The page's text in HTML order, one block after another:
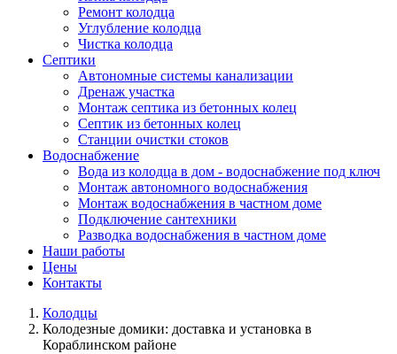
Ремонт колодца
Углубление колодца
Чистка колодца
Септики
Автономные системы канализации
Дренаж участка
Монтаж септика из бетонных колец
Септик из бетонных колец
Станции очистки стоков
Водоснабжение
Вода из колодца в дом - водоснабжение под ключ
Монтаж автономного водоснабжения
Монтаж водоснабжения в частном доме
Подключение сантехники
Разводка водоснабжения в частном доме
Наши работы
Цены
Контакты
Колодцы
Колодезные домики: доставка и установка в
Кораблинском районе